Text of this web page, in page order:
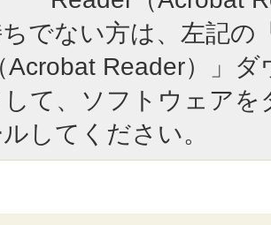
でない方は、左記の
Acrobat Reader）」
て、ソフトウェア
してください。